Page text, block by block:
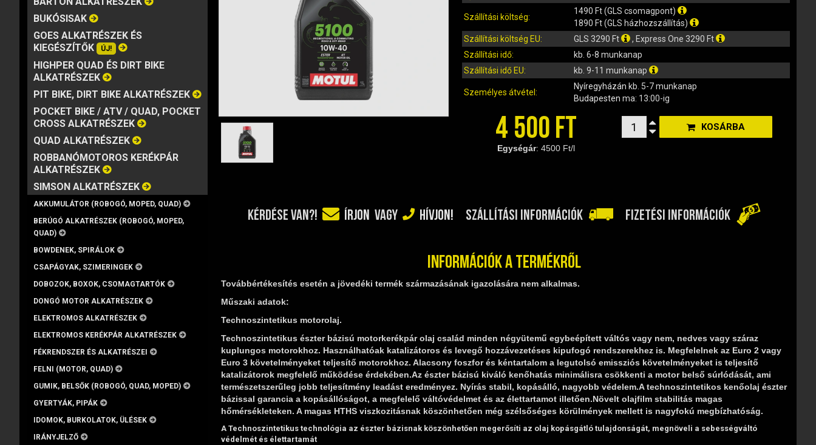
MÁRKA VISZKOZITÁS
BUKÓSISAK
GOES ALKATRÉSZEK ÉS
KIEGÉSZÍTŐK
ÚJ!
HIGHPER QUAD ÉS DIRT BIKE
ALKATRÉSZEK
PIT BIKE, DIRT BIKE ALKATRÉSZEK
POCKET BIKE / ATV / QUAD, POCKET
CROSS ALKATRÉSZEK
QUAD ALKATRÉSZEK
ROBBANÓMOTOROS KERÉKPÁR
ALKATRÉSZEK
SIMSON ALKATRÉSZEK
AKKUMULÁTOR (ROBOGÓ, MOPED, QUAD)
BERÚGÓ ALKATRÉSZEK (ROBOGÓ, MOPED,
QUAD)
BOWDENEK, SPIRÁLOK
CSAPÁGYAK, SZIMERINGEK
DOBOZOK, BOXOK, CSOMAGTARTÓK
DONGÓ MOTOR ALKATRÉSZEK
ELEKTROMOS ALKATRÉSZEK
ELEKTROMOS KERÉKPÁR ALKATRÉSZEK
FÉKRENDSZER ÉS ALKATRÉSZEI
FELNI (MOTOR, QUAD)
GUMIK, BELSŐK (ROBOGÓ, QUAD, MOPED)
GYERTYÁK, PIPÁK
IDOMOK, BURKOLATOK, ÜLÉSEK
IRÁNYJELZŐ
Szállítási költség:
1490 Ft (GLS csomagpont)
1890 Ft (GLS házhozszállítás)
Szállítási költség EU:
GLS 3290 Ft
, Express One 3290 Ft
Szállítási idő:
kb. 6-8 munkanap
Szállítási idő EU:
kb. 9-11 munkanap
Személyes átvétel:
Nyíregyházán kb. 5-7 munkanap
Budapesten ma: 13:00-ig
4 500 FT
Egységár: 4500 Ft/l
KOSÁRBA
KÉRDÉSE VAN?! ÍRJON VAGY HÍVJON! SZÁLLÍTÁSI INFORMÁCIÓK FIZETÉSI INFORMÁCIÓK
Információk a termékről
Továbbértékesítés esetén a jövedéki termék származásának igazolására nem alkalmas.
Műszaki adatok:
Technoszintetikus motorolaj.
Technoszintetikus észter bázisú motorkerékpár olaj család minden négyütemű egybeépített váltós vagy nem, nedves vagy száraz
kuplungos motorokhoz. Használhatóak katalizátoros és levegő hozzávezetéses kipufogó rendszerekhez is. Megfelelnek az Euro 2 vagy
Euro 3 követelményeket teljesítő motorokhoz. Alacsony foszfor és kéntartalom a legutolsó emissziós követelményeket is teljesítő
katalizátorok megfelelő működése érdekében.Az észter bázisú kiváló kenőhatás minimálisra csökkenti a motor belső súrlódását, ami
természetszerűleg jobb teljesítmény leadást eredményez. Nyírás stabil, kopásálló, nagyobb védelem.A technoszintetikos kenőolaj észter
bázissal garancia a kopásállóságot, a megfelelő váltóvédelmet és az élettartamot illetően.Növelt olajfilm stabilitás magas
hőmérsékleteken. A magas HTHS viszkozitásnak köszönhetően még szélsőséges körülmények mellett is nagyfokú megbízhatóság.
A Technoszintetikus technológia az észter bázisnak köszönhetően megerősíti az olaj kopásgátló tulajdonságát, megnöveli a sebességváltó
védelmét és élettartamát